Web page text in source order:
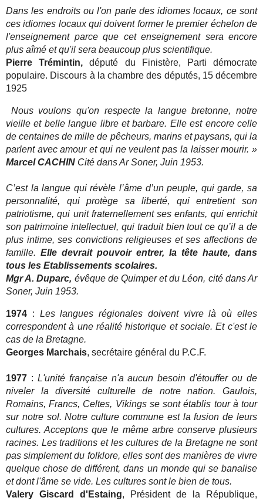
Dans les endroits ou l'on parle des idiomes locaux, ce sont
ces idiomes locaux qui doivent former le premier échelon de
l'enseignement parce que cet enseignement sera encore
plus aîmé et qu'il sera beaucoup plus scientifique.
Pierre Trémintin,député du Finistère, Parti démocrate
populaire. Discours à la chambre des députés, 15 décembre
1925
Nous voulons qu'on respecte la langue bretonne, notre
vieille et belle langue libre et barbare. Elle est encore celle
de centaines de millede pêcheurs, marins et paysans, qui la
parlent avec amour et qui ne veulent pas la laissermourir. »
Marcel CACHIN Cité dans Ar Soner, Juin 1953.
C’est la langue qui révèle l’âme d’unpeuple, qui garde, sa
personnalité, qui protège sa liberté, qui entretient
son
patriotisme,qui unitfraternellementses enfants, qui enrichit
son patrimoine intellectuel, qui traduit bien tout ce qu’il a de
plus intime, ses convictions religieuses et ses affections de
famille. Elle devrait pouvoir entrer, la tête haute, dans
tous les Etablissements scolaires.
Mgr A. Duparc, évêque de Quimper et du Léon, cité dans Ar
Soner, Juin 1953.
1974 : Les langues régionales doivent vivre là où elles
correspondent à une réalité historique et sociale. Et c'est le
cas de la Bretagne.
Georges Marchais, secrétaire général du P.C.F.
1977 : L'unité française n'a aucun besoin d'étouffer ou de
niveler la diversité culturelle de notre nation. Gaulois,
Romains, Francs, Celtes, Vikings se sont établis tour à tour
sur notre sol. Notre culture commune est la fusion de leurs
cultures. Acceptons que le même arbre conserve plusieurs
racines. Les traditions et les cultures de la Bretagne ne sont
pas simplement du folklore, elles sont des manières de vivre
quelque chose de différent, dans un monde qui se banalise
et dont l'âme se vide. Les cultures sont le bien de tous.
Valery Giscard d'Estaing, Président de la République,